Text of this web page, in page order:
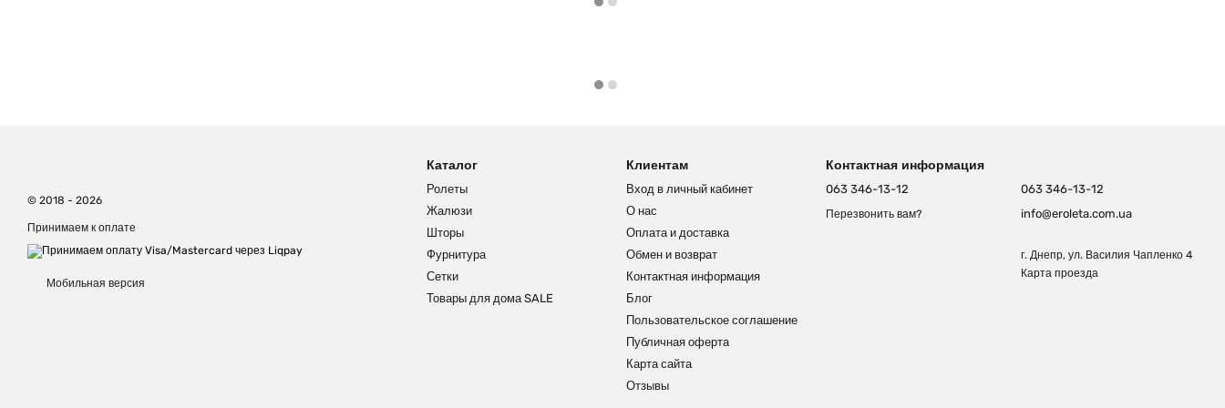
© 2018 - 2026
Принимаем к оплате
Мобильная версия
Каталог
Ролеты
Жалюзи
Шторы
Фурнитура
Сетки
Товары для дома SALE
Клиентам
Вход в личный кабинет
О нас
Оплата и доставка
Обмен и возврат
Контактная информация
Блог
Пользовательское соглашение
Публичная оферта
Карта сайта
Отзывы
Контактная информация
063 346-13-12
Перезвонить вам?
063 346-13-12
info@eroleta.com.ua
г. Днепр, ул. Василия Чапленко 4
Карта проезда